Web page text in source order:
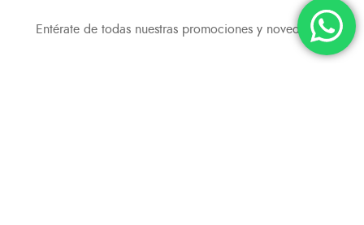
Entérate de todas nuestras promociones y novedades.